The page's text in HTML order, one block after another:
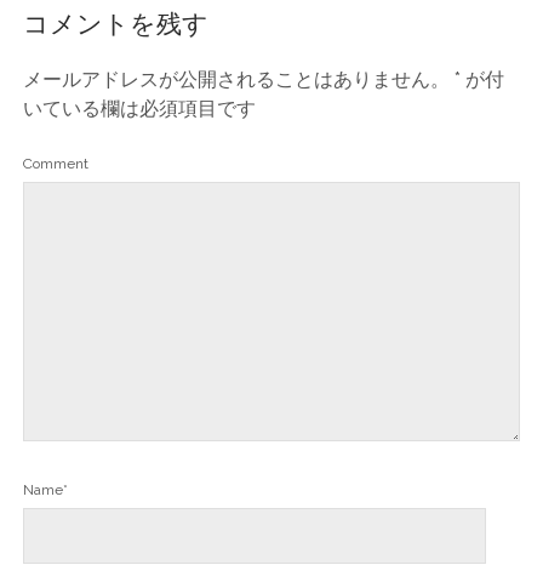
コメントを残す
メールアドレスが公開されることはありません。 * が付
いている欄は必須項目です
Comment
Name*